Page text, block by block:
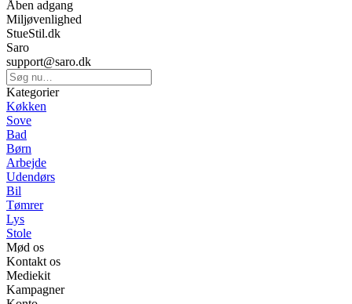
Åben adgang
Miljøvenlighed
StueStil.dk
Saro
support@saro.dk
Kategorier
Køkken
Sove
Bad
Børn
Arbejde
Udendørs
Bil
Tømrer
Lys
Stole
Mød os
Kontakt os
Mediekit
Kampagner